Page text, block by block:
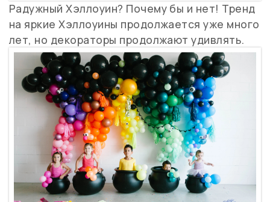
Радужный Хэллоуин? Почему бы и нет! Тренд
на яркие Хэллоуины продолжается уже много
лет, но декораторы продолжают удивлять.